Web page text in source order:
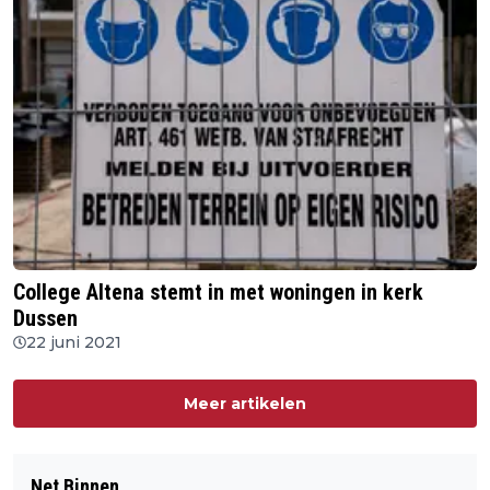
College Altena stemt in met woningen in kerk
Dussen
22 juni 2021
Meer artikelen